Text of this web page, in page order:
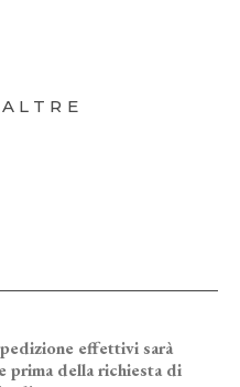
effettivi sarà
prima della richiesta di